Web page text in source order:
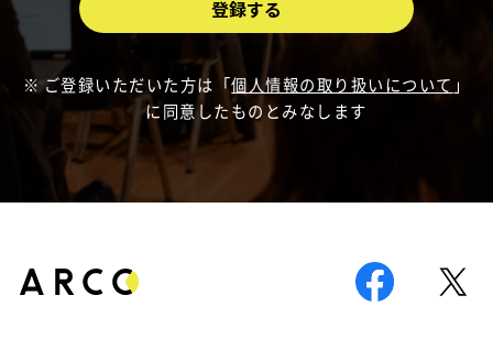
ご登録いただいた方は「個人情報の取り扱いについて 」
に同意したものとみなします